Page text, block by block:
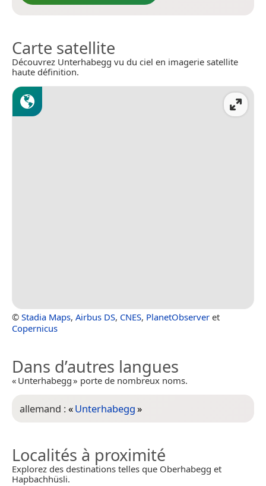
Carte satellite
Découvrez Unterhabegg vu du ciel en imagerie satellite
haute définition.
© Stadia Maps, Airbus DS, CNES, PlanetObserver et
Copernicus
Dans d’autres langues
« Unterhabegg » porte de nombreux noms.
allemand :«Unterhabegg»
Localités à proximité
Explorez des destinations telles que Oberhabegg et
Hapbachhüsli.